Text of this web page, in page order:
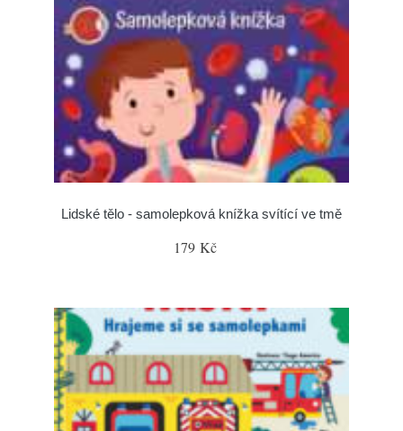
Lidské tělo - samolepková knížka svítící ve tmě
179 Kč